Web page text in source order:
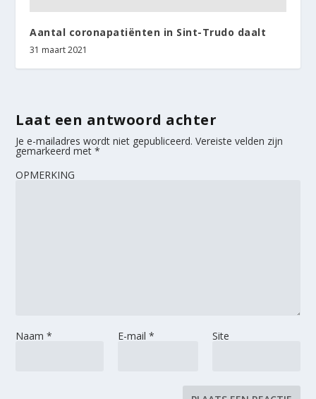
Aantal coronapatiënten in Sint-Trudo daalt
31 maart 2021
Laat een antwoord achter
Je e-mailadres wordt niet gepubliceerd. Vereiste velden zijn
gemarkeerd met*
OPMERKING
Naam* E-mail * Site